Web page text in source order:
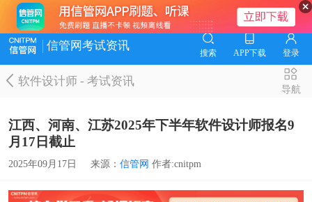
信管网考试资讯
搜索 APP下载 登录
软件设计师-考试资讯
导航
江西、河南、江苏2025年下半年软件设计师报名9
月17日截止
2025年09月17日 来源： 信管网 作者:cnitpm